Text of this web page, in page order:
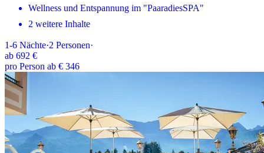
Wellness und Entspannung im "PaaradiesSPA"
2 weitere Inhalte
1-6 Nächte·2 Personen·
ab 692 €
pro Person ab € 346